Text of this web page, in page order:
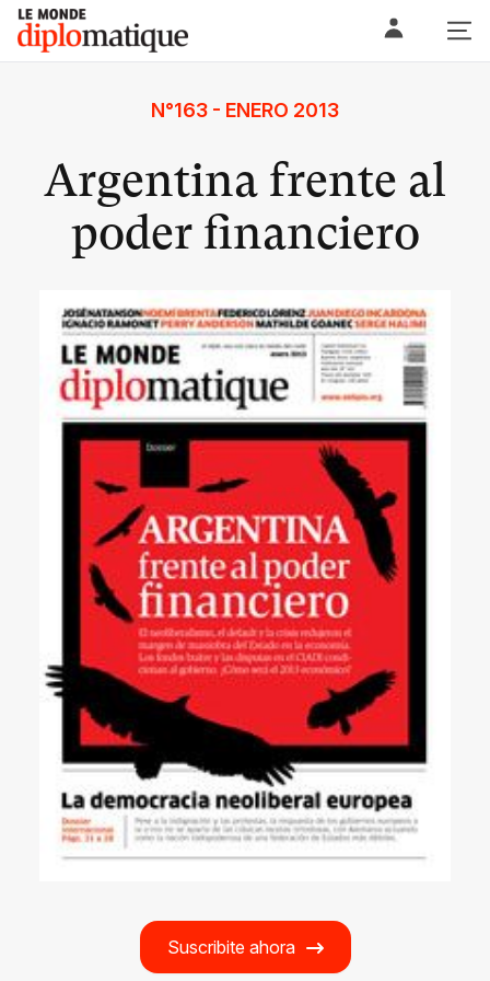
Skip
content
Le monde diplomatique
N°163 - ENERO 2013
Argentina frente al
poder financiero
Suscribite ahora